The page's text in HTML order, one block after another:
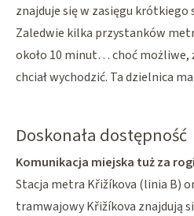
znajduje się w zasięgu krótkiego
Zaledwie kilka przystanków
około 10 minut… choć możliwe,
chciał wychodzić. Ta dzielnica
Doskonała dostępność
Komunikacja miejska tuż za
Stacja metra Křižíkova (linia B)
tramwajowy Křižíkova znajdują